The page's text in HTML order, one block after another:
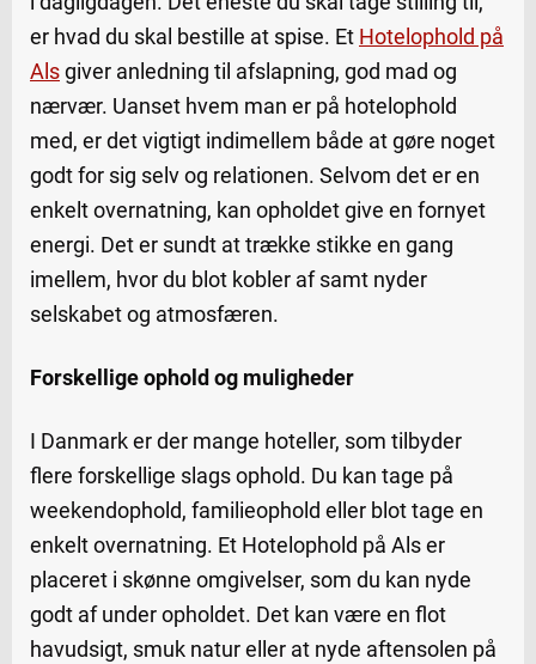
er hvad du skal bestille at spise. Et Hotelophold på
Alsgiver anledning til afslapning, god mad og
nærvær. Uanset hvem man er på hotelophold
med, er det vigtigt indimellem både at gøre noget
godt for sig selv og relationen. Selvom det er en
enkelt overnatning, kan opholdet give en fornyet
energi. Det er sundt at trække stikke en gang
imellem, hvor du blot kobler af samt nyder
selskabet og atmosfæren.
Forskellige ophold og muligheder
I Danmark er der mange hoteller, som tilbyder
flere forskellige slags ophold. Du kan tage på
weekendophold, familieophold eller blot tage en
enkelt overnatning. Et Hotelophold på Als er
placeret i skønne omgivelser, som du kan nyde
godt af under opholdet. Det kan være en flot
havudsigt, smuk natur eller at nyde aftensolen på